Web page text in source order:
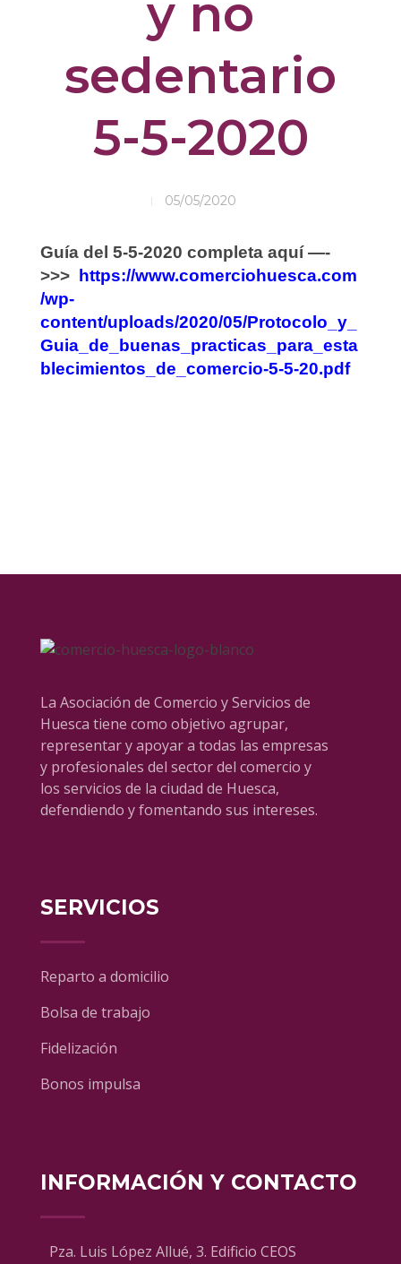
y no
sedentario
5-5-2020
05/05/2020
Guía del 5-5-2020 completa aquí —-
>>>
https://www.comerciohuesca.com
/wp-
content/uploads/2020/05/Protocolo_y_
Guia_de_buenas_practicas_para_esta
blecimientos_de_comercio-5-5-20.pdf
La Asociación de Comercio y Servicios de
Huesca tiene como objetivo agrupar,
representar y apoyar a todas las empresas
y profesionales del sector del comercio y
los servicios de la ciudad de Huesca,
defendiendo y fomentando sus intereses.
SERVICIOS
Reparto a domicilio
Bolsa de trabajo
Fidelización
Bonos impulsa
INFORMACIÓN Y CONTACTO
Pza. Luis López Allué, 3. Edificio CEOS